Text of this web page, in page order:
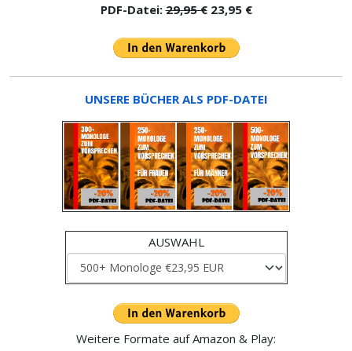
PDF-Datei:29,95 €23,95 €
UNSERE BÜCHER ALS PDF-DATEI
AUSWAHL
Weitere Formate auf Amazon & Play: